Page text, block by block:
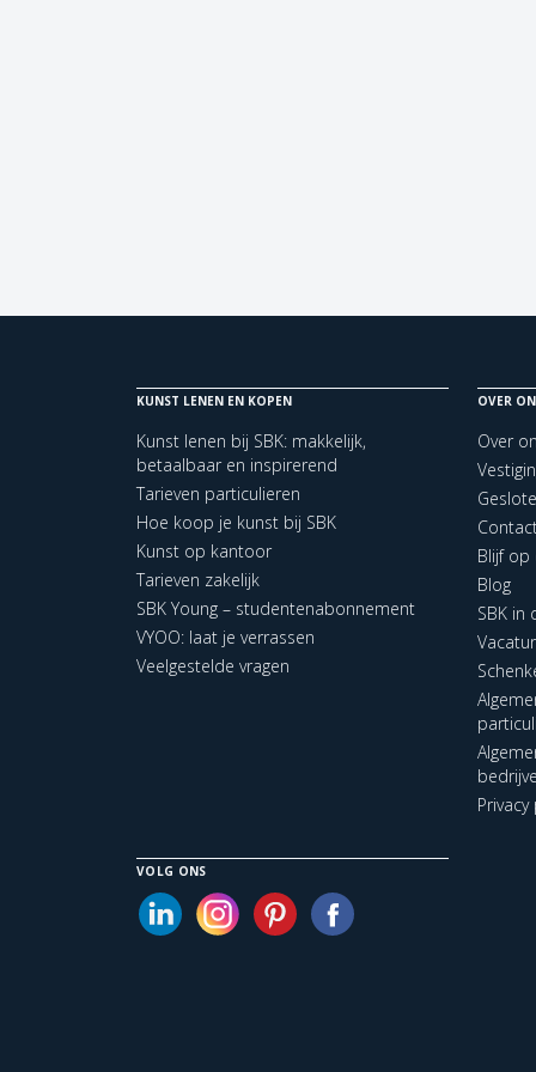
KUNST LENEN EN KOPEN
Kunst lenen bij SBK: makkelijk,
betaalbaar en inspirerend
Tarieven particulieren
Hoe koop je kunst bij SBK
Kunst op kantoor
Tarieven zakelijk
SBK Young – studentenabonnement
VYOO: laat je verrassen
Veelgestelde vragen
OVER
Over
Blijf op
Blog
SBK in
VOLG ONS